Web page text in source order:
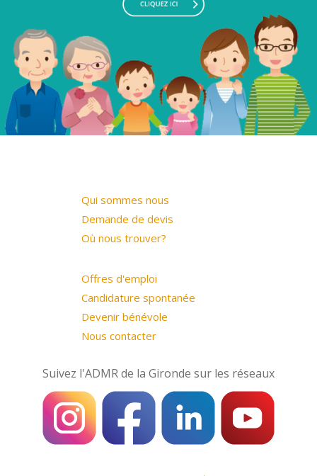
Qui sommes nous
Demande de devis
Où nous trouver?
Offres d'emploi
Candidature spontanée
Devenir bénévole
Nous contacter
Suivez l'ADMR de la Gironde sur les réseaux